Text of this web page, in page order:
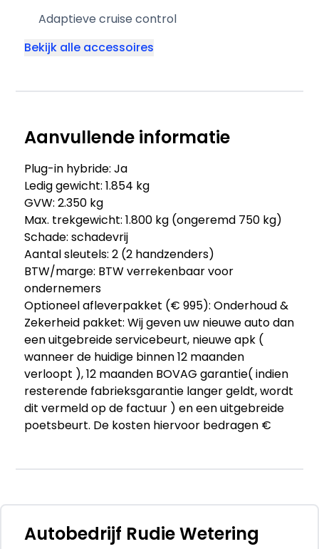
Adaptieve cruise control
Bekijk alle accessoires
Aanvullende informatie
Plug-in hybride: Ja
Ledig gewicht: 1.854 kg
GVW: 2.350 kg
Max. trekgewicht: 1.800 kg (ongeremd 750 kg)
Schade: schadevrij
Aantal sleutels: 2 (2 handzenders)
BTW/marge: BTW verrekenbaar voor
ondernemers
Optioneel afleverpakket (€ 995): Onderhoud &
Zekerheid pakket: Wij geven uw nieuwe auto dan
een uitgebreide servicebeurt, nieuwe apk (
wanneer de huidige binnen 12 maanden
verloopt ), 12 maanden BOVAG garantie( indien
resterende fabrieksgarantie langer geldt, wordt
dit vermeld op de factuur ) en een uitgebreide
poetsbeurt. De kosten hiervoor bedragen €
Carbon Shield interieur- & lakverzegeling en 12
maanden Mobilteits garantie vanaf € 59,95 (
per jaar ).
Autobedrijf Rudie Wetering